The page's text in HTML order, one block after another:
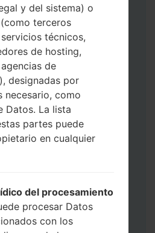
y región y operador"
_ ***: "País y regióny
archivos a Odin 3.
flash, use CSC _ *** o
_ *** para mantener sus
teléfono y entre al Modo
hacer todos los
de Bixby.
presionadas las
y de Bajar volumen y
y del sistema) o
terceros
técnicos,
de hosting,
de
designadas por
necesario, como
Datos. La lista
partes puede
en cualquier
del procesamiento
procesar Datos
con los